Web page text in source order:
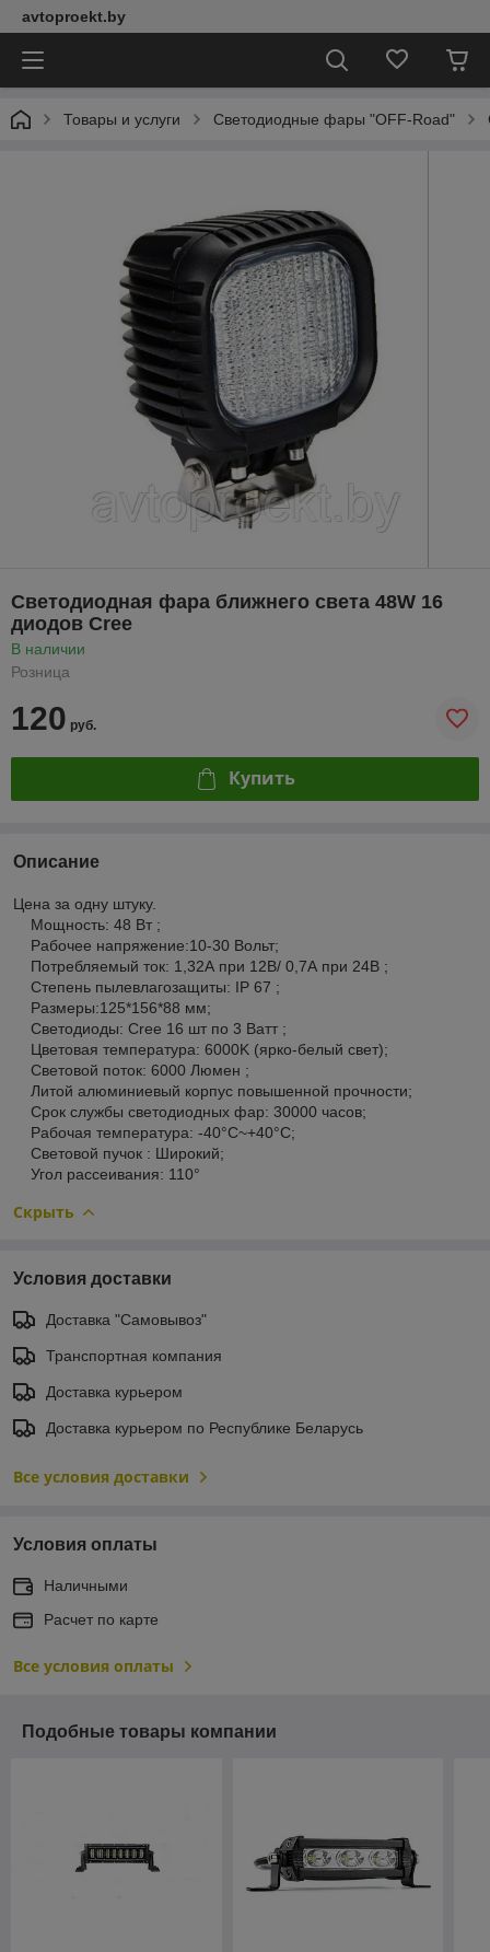
avtoproekt.by
Товары и услуги Светодиодные фары "OFF-Road"
Светодиодная фара ближнего света 48W 16
диодов Cree
В наличии
Розница
120 руб.
Купить
Описание
Цена за одну штуку.
Мощность: 48 Вт ;
Рабочее напряжение:10-30 Вольт;
Потребляемый ток: 1,32А при 12В/ 0,7А при 24В ;
Степень пылевлагозащиты: IP 67 ;
Размеры:125*156*88 мм;
Светодиоды: Cree 16 шт по 3 Ватт ;
Цветовая температура: 6000K (ярко-белый свет);
Световой поток: 6000 Люмен ;
Литой алюминиевый корпус повышенной прочности;
Срок службы светодиодных фар: 30000 часов;
Рабочая температура: -40°C~+40°C;
Световой пучок : Широкий;
Угол рассеивания: 110°
Скрыть
Условия доставки
Доставка "Самовывоз"
Транспортная компания
Доставка курьером
Доставка курьером по Республике Беларусь
Все условия доставки
Условия оплаты
Наличными
Расчет по карте
Все условия оплаты
Подобные товары компании